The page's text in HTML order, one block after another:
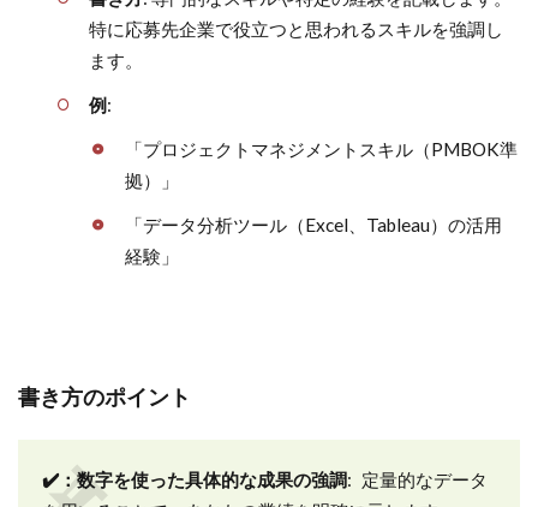
特に応募先企業で役立つと思われるスキルを強調し
ます。
例:
「プロジェクトマネジメントスキル（PMBOK準
拠）」
「データ分析ツール（Excel、Tableau）の活用
経験」
書き方のポイント
✔️：数字を使った具体的な成果の強調 : 定量的なデータ